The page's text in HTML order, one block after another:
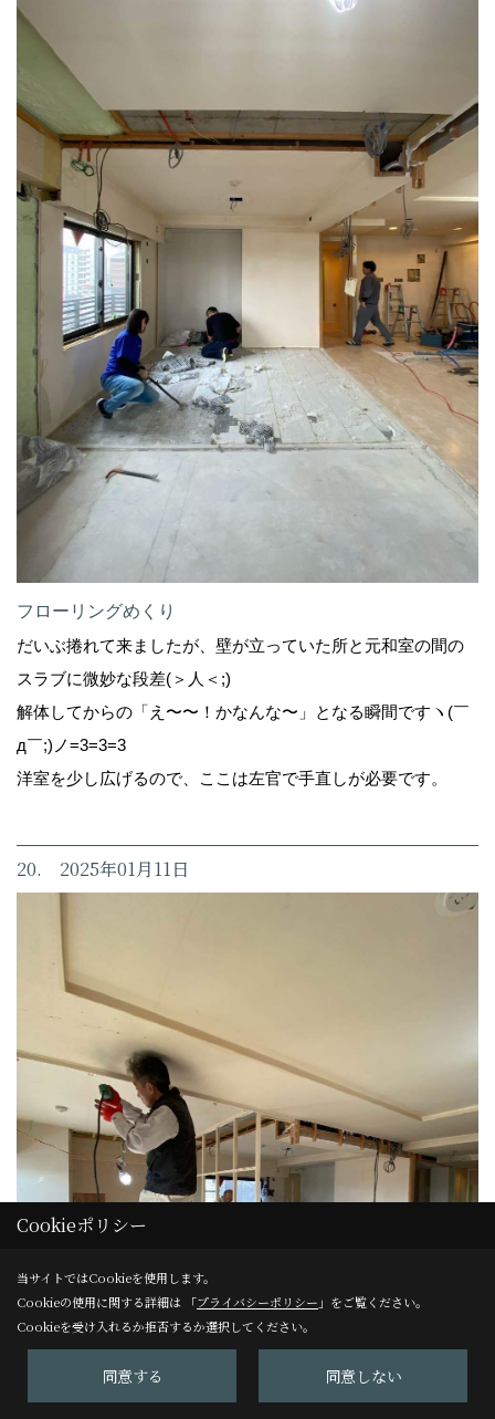
フローリングめくり
だいぶ捲れて来ましたが、壁が立っていた所と元和室の間の
スラブに微妙な段差(＞人＜;)
解体してからの「え〜〜！かなんな〜」となる瞬間ですヽ(￣
д￣;)ノ=3=3=3
洋室を少し広げるので、ここは左官で手直しが必要です。
20. 2025年01月11日
Cookieポリシー
当サイトではCookieを使用します。
Cookieの使用に関する詳細は 「プライバシーポリシー 」をご覧ください。
Cookieを受け入れるか拒否するか選択してください。
同意する 同意しない